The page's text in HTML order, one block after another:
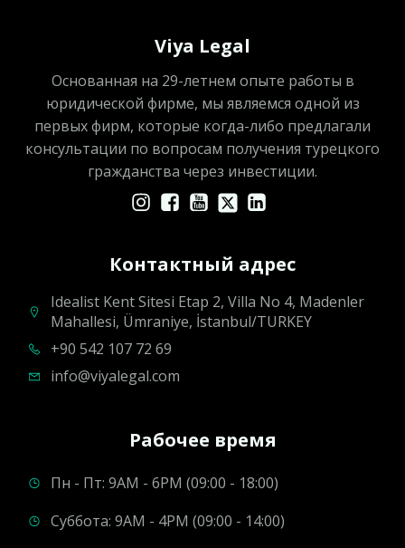
Viya Legal
Основанная на 29-летнем опыте работы в
юридической фирме, мы являемся одной из
первых фирм, которые когда-либо предлагали
консультации по вопросам получения турецкого
гражданства через инвестиции.
Контактный адрес
Idealist Kent Sitesi Etap 2, Villa No 4, Madenler
Mahallesi, Ümraniye, İstanbul/TURKEY
+90 542 107 72 69
info@viyalegal.com
Рабочее время
Пн - Пт: 9AM - 6PM (09:00 - 18:00)
Суббота: 9AM - 4PM (09:00 - 14:00)